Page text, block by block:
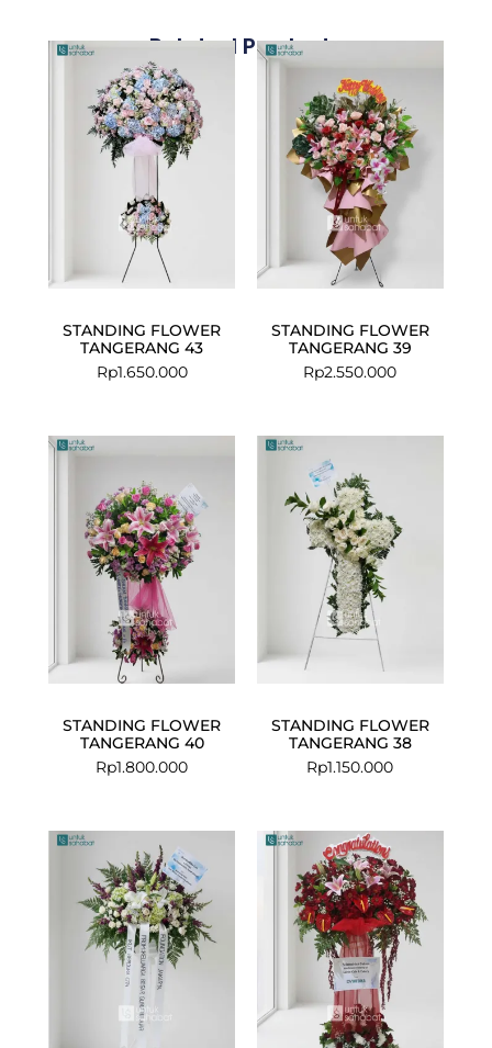
Related Products
STANDING FLOWER
TANGERANG 43
Rp1.650.000
STANDING FLOWER
TANGERANG 39
Rp2.550.000
STANDING FLOWER
TANGERANG 40
Rp1.800.000
STANDING FLOWER
TANGERANG 38
Rp1.150.000